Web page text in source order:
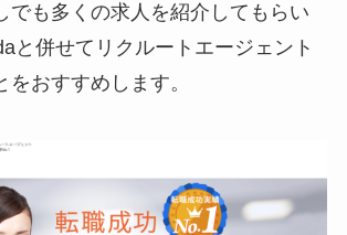
でも多くの求人を紹介してもらい
と併せてリクルートエージェント
をおすすめします。